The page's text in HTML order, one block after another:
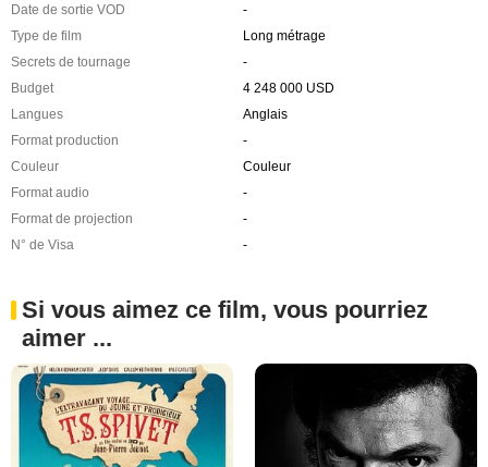
Date de sortie VOD
-
Type de film
Long métrage
Secrets de tournage
-
Budget
4 248 000 USD
Langues
Anglais
Format production
-
Couleur
Couleur
Format audio
-
Format de projection
-
N° de Visa
-
Si vous aimez ce film, vous pourriez
aimer ...